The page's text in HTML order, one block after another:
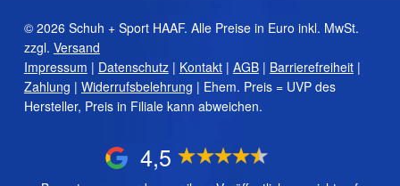
Zwischensumme:
© 2026 Schuh + Sport HAAF. Alle Preise in Euro inkl. MwSt.
zzgl. Versand
Impressum | Datenschutz| Kontakt| AGB| Barrierefreiheit|
Zahlung | Widerrufsbelehrung | Ehem. Preis = UVP des
Hersteller, Preis in Filiale kann abweichen.
4,5